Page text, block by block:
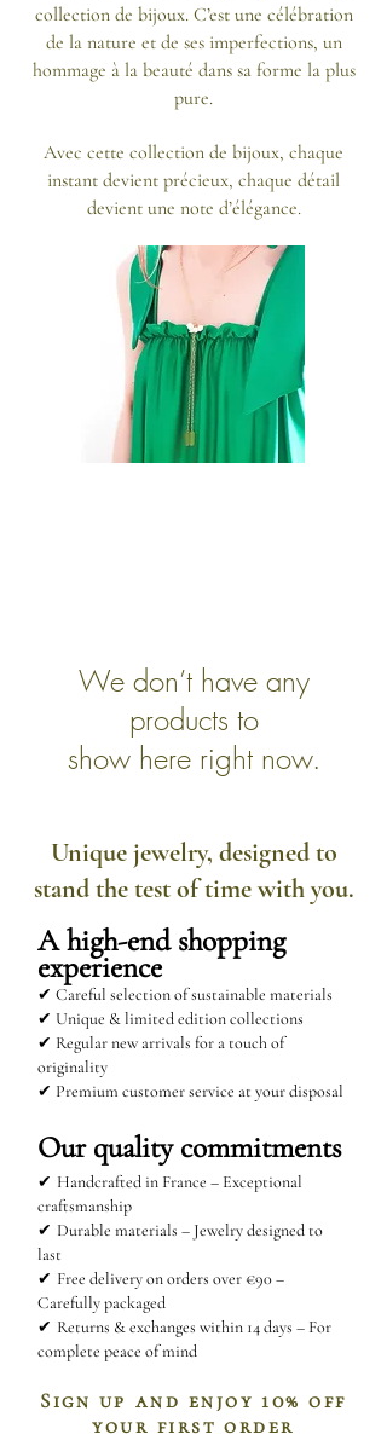
collection de bijoux. C’est une célébration
de la nature et de ses imperfections, un
hommage à la beauté dans sa forme la plus
pure.
Avec cette collection de bijoux, chaque
instant devient précieux, chaque détail
devient une note d’élégance.
We don’t have any
products to
show here right now.
Unique jewelry, designed to
stand the test of time with you.
A high-end shopping
experience
✔ Careful selection of sustainable materials
✔ Unique & limited edition collections
✔ Regular new arrivals for a touch of
originality
✔ Premium customer service at your disposal
Our quality commitments
✔ Handcrafted in France – Exceptional
craftsmanship
✔ Durable materials – Jewelry designed to
last
✔ Free delivery on orders over €90 –
Carefully packaged
✔ Returns & exchanges within 14 days – For
complete peace of mind
Sign up and enjoy 10% off
your first order